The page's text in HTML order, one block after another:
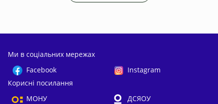
Ми в соціальних мережах
Facebook
Instagram
Корисні посилання
МОНУ
ДСЯОУ